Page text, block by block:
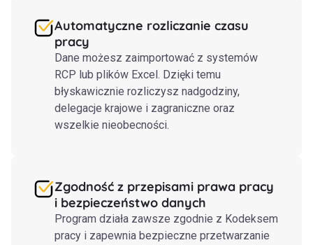
Automatyczne rozliczanie czasu
pracy
Dane możesz zaimportować z systemów
RCP lub plików Excel. Dzięki temu
błyskawicznie rozliczysz nadgodziny,
delegacje krajowe i zagraniczne oraz
wszelkie nieobecności.
Zgodność z przepisami prawa pracy
i bezpieczeństwo danych
Program działa zawsze zgodnie z Kodeksem
pracy i zapewnia bezpieczne przetwarzanie